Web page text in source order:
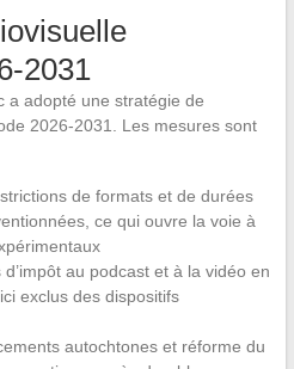
2031
a adopté une stratégie de
2026-2031. Les mesures sont
de formats et de durées
ce qui ouvre la voie à
au podcast et à la vidéo en
exclus des dispositifs
autochtones et réforme du